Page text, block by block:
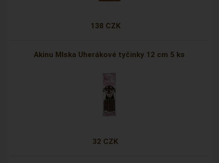
138 CZK
Akinu Mlska Uherákové tyčinky 12 cm 5 ks
32 CZK